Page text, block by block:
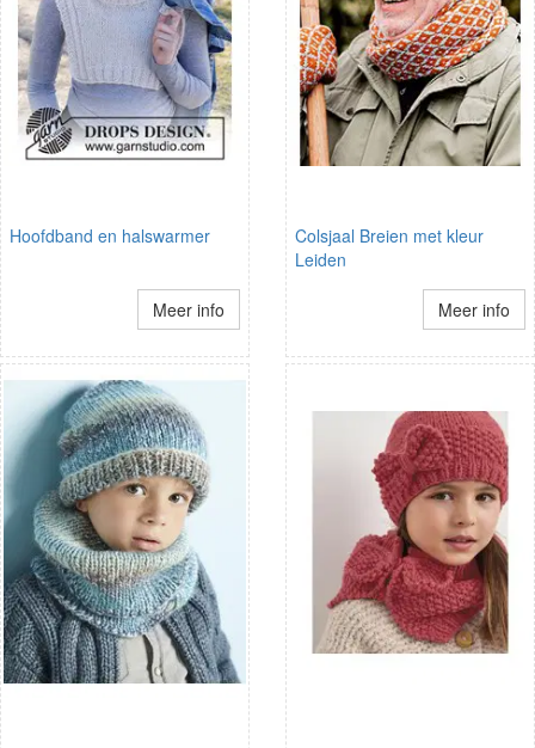
Hoofdband en halswarmer
Meer info
Colsjaal Breien met kleur
Leiden
Meer info